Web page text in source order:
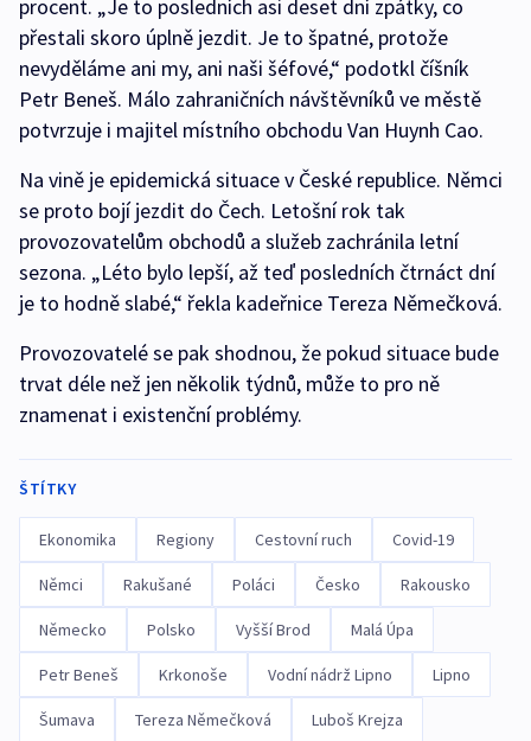
procent. „Je to posledních asi deset dní zpátky, co
přestali skoro úplně jezdit. Je to špatné, protože
nevyděláme ani my, ani naši šéfové,“ podotkl číšník
Petr Beneš. Málo zahraničních návštěvníků ve městě
potvrzuje i majitel místního obchodu Van Huynh Cao.
Na vině je epidemická situace v České republice. Němci
se proto bojí jezdit do Čech. Letošní rok tak
provozovatelům obchodů a služeb zachránila letní
sezona. „Léto bylo lepší, až teď posledních čtrnáct dní
je to hodně slabé,“ řekla kadeřnice Tereza Němečková.
Provozovatelé se pak shodnou, že pokud situace bude
trvat déle než jen několik týdnů, může to pro ně
znamenat i existenční problémy.
ŠTÍTKY
Ekonomika Regiony Cestovní ruch Covid-19
Němci Rakušané Poláci Česko Rakousko
Německo Polsko Vyšší Brod Malá Úpa
Petr Beneš Krkonoše Vodní nádrž Lipno Lipno
Šumava Tereza Němečková Luboš Krejza